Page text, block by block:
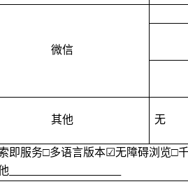
微信
其他 无
即服务□多语言版本☑无障碍浏览□